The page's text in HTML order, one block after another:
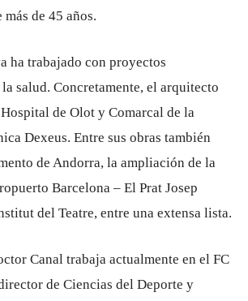
más de 45 años.
ha trabajado con proyectos
salud. Concretamente, el arquitecto
de Olot y Comarcal de la
Dexeus. Entre sus obras también
de Andorra, la ampliación de la
Barcelona – El Prat Josep
del Teatre, entre una extensa lista.
Canal trabaja actualmente en el FC
de Ciencias del Deporte y